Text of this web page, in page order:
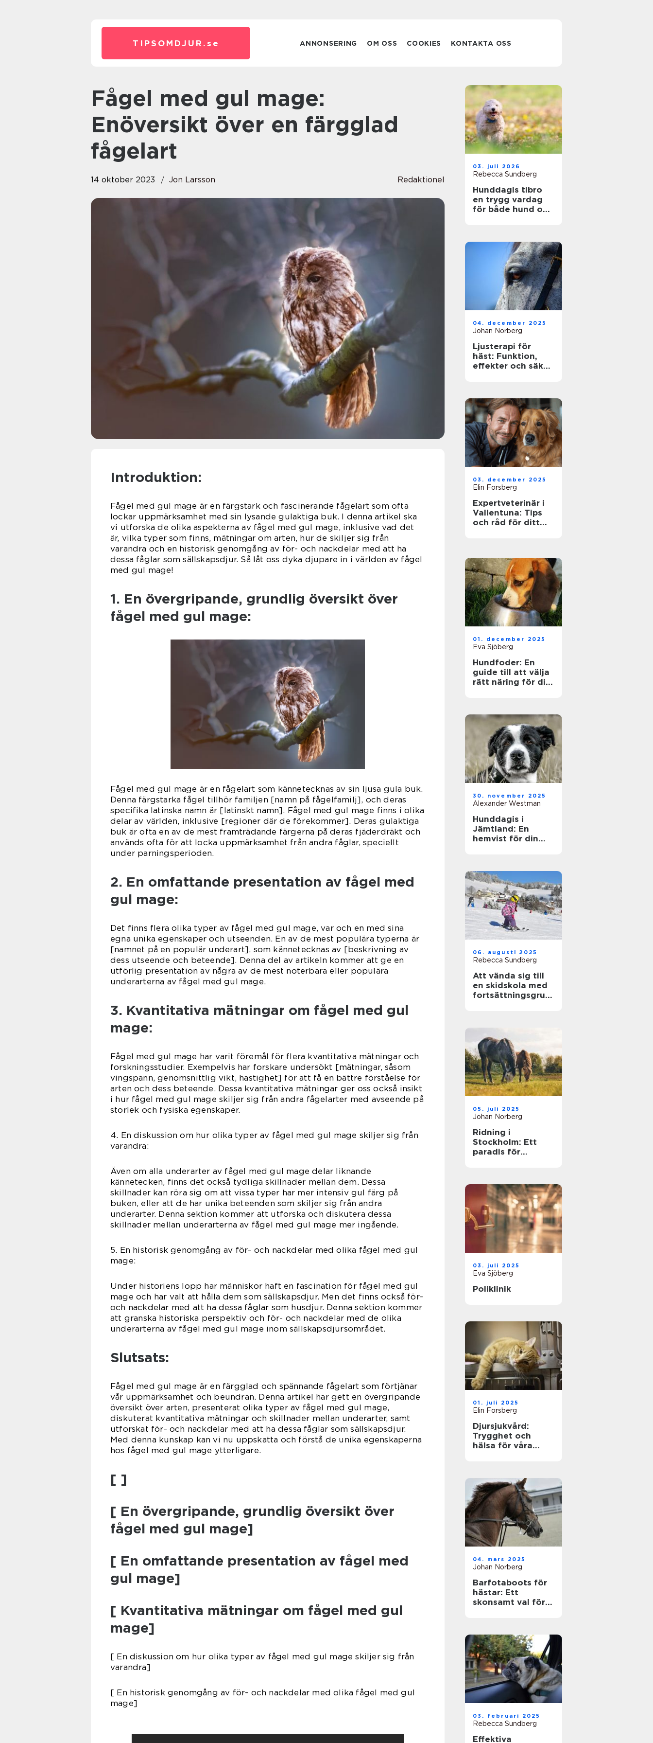
TIPSOMDJUR. se ANNONSERING OM OSS COOKIES KONTAKTA OSS
Fågel med gul mage:
Enöversikt över en färgglad
fågelart
14 oktober 2023 Jon Larsson Redaktionel
Introduktion:
Fågel med gul mage är en färgstark och fascinerande fågelart som ofta
lockar uppmärksamhet med sin lysande gulaktiga buk. I denna artikel ska
vi utforska de olika aspekterna av fågel med gul mage, inklusive vad det
är, vilka typer som finns, mätningar om arten, hur de skiljer sig från
varandra och en historisk genomgång av för- och nackdelar med att ha
dessa fåglar som sällskapsdjur. Så låt oss dyka djupare in i världen av fågel
med gul mage!
1. En övergripande, grundlig översikt över
fågel med gul mage:
Fågel med gul mage är en fågelart som kännetecknas av sin ljusa gula buk.
Denna färgstarka fågel tillhör familjen [namn på fågelfamilj], och deras
specifika latinska namn är [latinskt namn]. Fågel med gul mage finns i olika
delar av världen, inklusive [regioner där de förekommer]. Deras gulaktiga
buk är ofta en av de mest framträdande färgerna på deras fjäderdräkt och
används ofta för att locka uppmärksamhet från andra fåglar, speciellt
under parningsperioden.
2. En omfattande presentation av fågel med
gul mage:
Det finns flera olika typer av fågel med gul mage, var och en med sina
egna unika egenskaper och utseenden. En av de mest populära typerna är
[namnet på en populär underart], som kännetecknas av [beskrivning av
dess utseende och beteende]. Denna del av artikeln kommer att ge en
utförlig presentation av några av de mest noterbara eller populära
underarterna av fågel med gul mage.
3. Kvantitativa mätningar om fågel med gul
mage:
Fågel med gul mage har varit föremål för flera kvantitativa mätningar och
forskningsstudier. Exempelvis har forskare undersökt [mätningar, såsom
vingspann, genomsnittlig vikt, hastighet] för att få en bättre förståelse för
arten och dess beteende. Dessa kvantitativa mätningar ger oss också insikt
i hur fågel med gul mage skiljer sig från andra fågelarter med avseende på
storlek och fysiska egenskaper.
4. En diskussion om hur olika typer av fågel med gul mage skiljer sig från
varandra:
Även om alla underarter av fågel med gul mage delar liknande
kännetecken, finns det också tydliga skillnader mellan dem. Dessa
skillnader kan röra sig om att vissa typer har mer intensiv gul färg på
buken, eller att de har unika beteenden som skiljer sig från andra
underarter. Denna sektion kommer att utforska och diskutera dessa
skillnader mellan underarterna av fågel med gul mage mer ingående.
5. En historisk genomgång av för- och nackdelar med olika fågel med gul
mage:
Under historiens lopp har människor haft en fascination för fågel med gul
mage och har valt att hålla dem som sällskapsdjur. Men det finns också för-
och nackdelar med att ha dessa fåglar som husdjur. Denna sektion kommer
att granska historiska perspektiv och för- och nackdelar med de olika
underarterna av fågel med gul mage inom sällskapsdjursområdet.
Slutsats:
Fågel med gul mage är en färgglad och spännande fågelart som förtjänar
vår uppmärksamhet och beundran. Denna artikel har gett en övergripande
översikt över arten, presenterat olika typer av fågel med gul mage,
diskuterat kvantitativa mätningar och skillnader mellan underarter, samt
utforskat för- och nackdelar med att ha dessa fåglar som sällskapsdjur.
Med denna kunskap kan vi nu uppskatta och förstå de unika egenskaperna
hos fågel med gul mage ytterligare.
[ ]
[ En övergripande, grundlig översikt över
fågel med gul mage]
[ En omfattande presentation av fågel med
gul mage]
[ Kvantitativa mätningar om fågel med gul
mage]
[ En diskussion om hur olika typer av fågel med gul mage skiljer sig från
varandra]
[ En historisk genomgång av för- och nackdelar med olika fågel med gul
mage]
03. juli 2026
Rebecca Sundberg
Hunddagis tibro
en trygg vardag
för både hund och
04. december 2025
Johan Norberg
Ljusterapi för
häst: Funktion,
effekter och säker
03. december 2025
Elin Forsberg
Expertveterinär i
Vallentuna: Tips
och råd för ditt
01. december 2025
Eva Sjöberg
Hundfoder: En
guide till att välja
rätt näring för din
30. november 2025
Alexander Westman
Hunddagis i
Jämtland: En
hemvist för din
06. augusti 2025
Rebecca Sundberg
Att vända sig till
en skidskola med
fortsättningsgrup
05. juli 2025
Johan Norberg
Ridning i
Stockholm: Ett
paradis för
03. juli 2025
Eva Sjöberg
Poliklinik
01. juli 2025
Elin Forsberg
Djursjukvård:
Trygghet och
hälsa för våra
04. mars 2025
Johan Norberg
Barfotaboots för
hästar: Ett
skonsamt val för
03. februari 2025
Rebecca Sundberg
Effektiva